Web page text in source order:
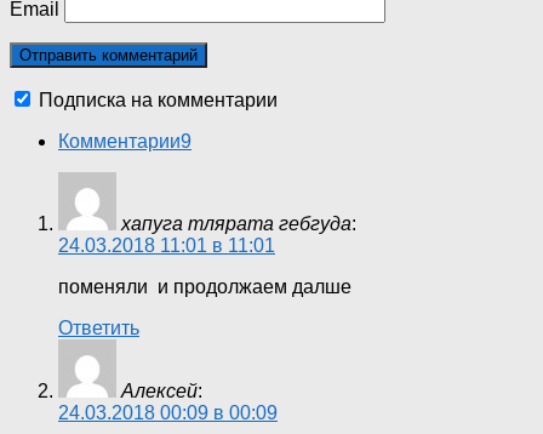
Email
Подписка на комментарии
Комментарии9
хапуга тлярата гебгуда:
24.03.2018 11:01 в 11:01
поменяли и продолжаем далше
Ответить
Алексей:
24.03.2018 00:09 в 00:09